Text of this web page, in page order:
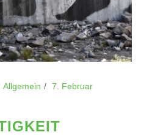
Allgemein
7. Februar